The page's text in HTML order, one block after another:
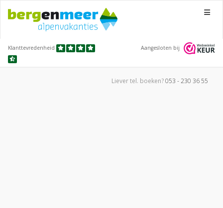
Menu
Klanttevredenheid Aangesloten bij
Liever tel. boeken?053 - 230 36 55